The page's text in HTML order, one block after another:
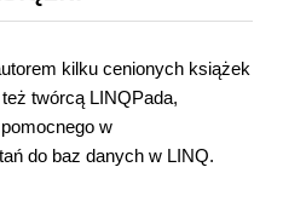
kilku cenionych książek
twórcą LINQPada,
w
do baz danych w LINQ.